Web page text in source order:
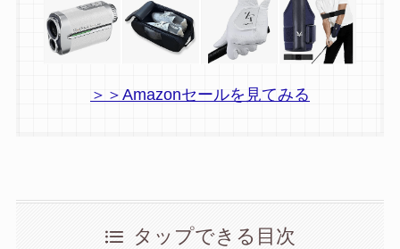
＞＞Amazonセールを見てみる
タップできる目次